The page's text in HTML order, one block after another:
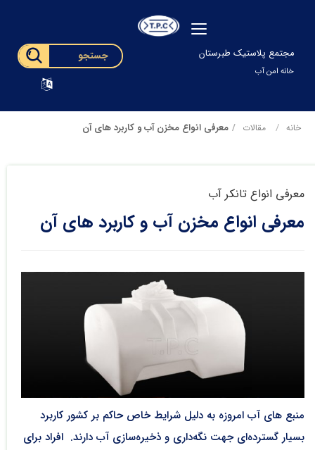
مجتمع پلاستیک طبرستان
خانه امن آب
خانه مقالات معرفی انواع مخزن آب و کاربرد های آن
معرفی انواع تانکر آب
معرفی انواع مخزن آب و کاربرد های آن
منبع ھای آب امروزه به دلیل شرایط خاص حاکم بر کشور کاربرد
بسیار گسترده‌ای جهت نگه‌داری و ذخیره‌سازی آب دارند. افراد برای